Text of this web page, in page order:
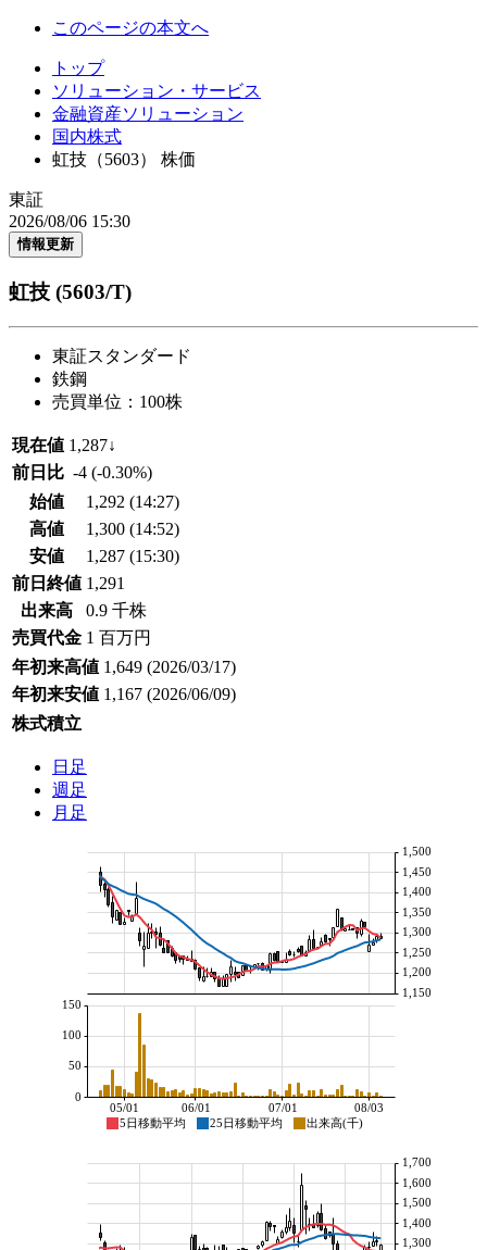
このページの本文へ
トップ
ソリューション・サービス
金融資産ソリューション
国内株式
虹技（5603） 株価
東証
2026/08/06 15:30
情報更新
虹技 (5603/T)
東証スタンダード
鉄鋼
売買単位：100株
現在値 1,287↓
前日比 -4 (-0.30%)
始値
1,292 (14:27)
高値
1,300 (14:52)
安値
1,287 (15:30)
前日終値 1,291
出来高
0.9 千株
売買代金 1 百万円
年初来高値 1,649 (2026/03/17)
年初来安値 1,167 (2026/06/09)
株式積立
日足
週足
月足
5日移動平均 25日移動平均 出来高(千)
08/03
07/01
06/01
05/01
1,150
1,200
1,250
1,300
1,350
1,400
1,450
1,500
0
50
100
150
1,300
1,400
1,500
1,600
1,700